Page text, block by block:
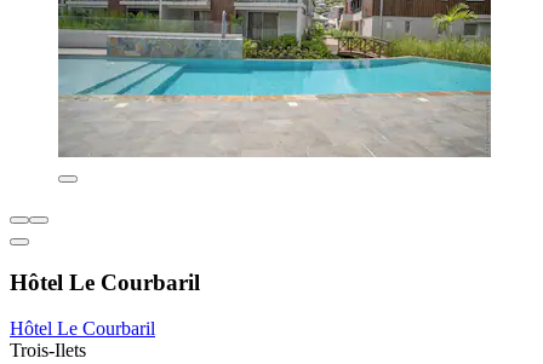
Hôtel Le Courbaril
Hôtel Le Courbaril
Trois-Ilets